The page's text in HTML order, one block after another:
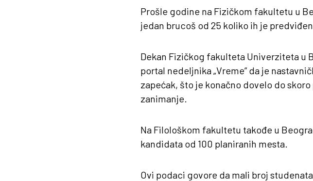
Prošle godine na Fizičkom fakultetu u
jedan brucoš od 25 koliko ih je
Dekan Fizičkog fakulteta Univerziteta u
portal nedeljnika „Vreme” da je
zapećak, što je konačno dovelo do
zanimanje.
Na Filološkom fakultetu takođe u
kandidata od 100 planiranih mesta.
Ovi podaci govore da mali broj